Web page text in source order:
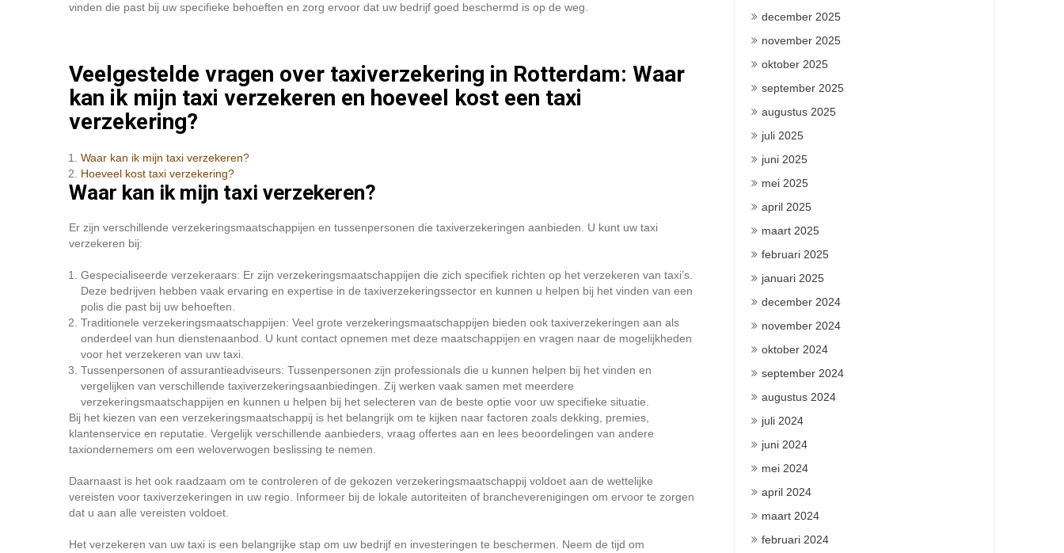
vinden die past bij uw specifieke behoeften en zorg ervoor dat uw bedrijf goed beschermd is op de weg.
Veelgestelde vragen over taxiverzekering in Rotterdam: Waar
kan ik mijn taxi verzekeren en hoeveel kost een taxi
verzekering?
Waar kan ik mijn taxi verzekeren?
Hoeveel kost taxi verzekering?
Waar kan ik mijn taxi verzekeren?
Er zijn verschillende verzekeringsmaatschappijen en tussenpersonen die taxiverzekeringen aanbieden. U kunt uw taxi
verzekeren bij:
Gespecialiseerde verzekeraars: Er zijn verzekeringsmaatschappijen die zich specifiek richten op het verzekeren van taxi’s.
Deze bedrijven hebben vaak ervaring en expertise in de taxiverzekeringssector en kunnen u helpen bij het vinden van een
polis die past bij uw behoeften.
Traditionele verzekeringsmaatschappijen: Veel grote verzekeringsmaatschappijen bieden ook taxiverzekeringen aan als
onderdeel van hun dienstenaanbod. U kunt contact opnemen met deze maatschappijen en vragen naar de mogelijkheden
voor het verzekeren van uw taxi.
Tussenpersonen of assurantieadviseurs: Tussenpersonen zijn professionals die u kunnen helpen bij het vinden en
vergelijken van verschillende taxiverzekeringsaanbiedingen. Zij werken vaak samen met meerdere
verzekeringsmaatschappijen en kunnen u helpen bij het selecteren van de beste optie voor uw specifieke situatie.
Bij het kiezen van een verzekeringsmaatschappij is het belangrijk om te kijken naar factoren zoals dekking, premies,
klantenservice en reputatie. Vergelijk verschillende aanbieders, vraag offertes aan en lees beoordelingen van andere
taxiondernemers om een weloverwogen beslissing te nemen.
Daarnaast is het ook raadzaam om te controleren of de gekozen verzekeringsmaatschappij voldoet aan de wettelijke
vereisten voor taxiverzekeringen in uw regio. Informeer bij de lokale autoriteiten of brancheverenigingen om ervoor te zorgen
dat u aan alle vereisten voldoet.
Het verzekeren van uw taxi is een belangrijke stap om uw bedrijf en investeringen te beschermen. Neem de tijd om
december 2025
november 2025
oktober 2025
september 2025
augustus 2025
juli 2025
juni 2025
mei 2025
april 2025
maart 2025
februari 2025
januari 2025
december 2024
november 2024
oktober 2024
september 2024
augustus 2024
juli 2024
juni 2024
mei 2024
april 2024
maart 2024
februari 2024